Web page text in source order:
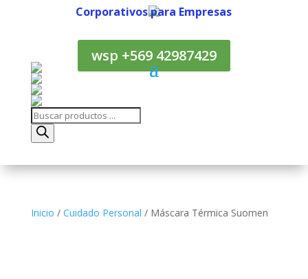
Corporativos para Empresas
wsp +569 42987429
Búsqueda
de
productos
Inicio / Cuidado Personal / Máscara Térmica Suomen